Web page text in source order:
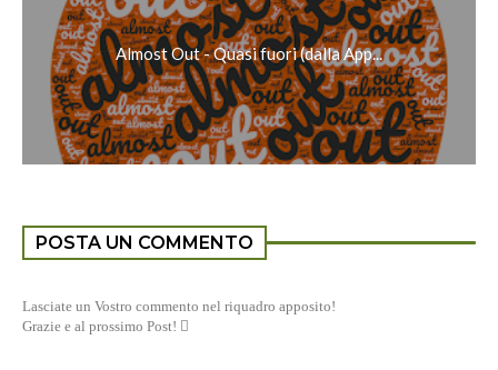
Almost Out - Quasi fuori (dalla App...
POSTA UN COMMENTO
Lasciate un Vostro commento nel riquadro apposito!
Grazie e al prossimo Post! 